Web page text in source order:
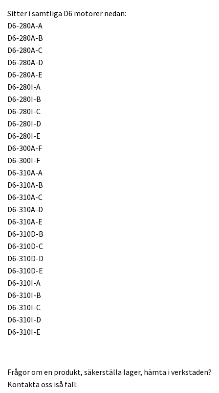
Sitter i samtliga D6 motorer nedan:
D6-280A-A
D6-280A-B
D6-280A-C
D6-280A-D
D6-280A-E
D6-280I-A
D6-280I-B
D6-280I-C
D6-280I-D
D6-280I-E
D6-300A-F
D6-300I-F
D6-310A-A
D6-310A-B
D6-310A-C
D6-310A-D
D6-310A-E
D6-310D-B
D6-310D-C
D6-310D-D
D6-310D-E
D6-310I-A
D6-310I-B
D6-310I-C
D6-310I-D
D6-310I-E
Frågor om en produkt, säkerställa lager, hämta i verkstaden?
Kontakta oss iså fall: